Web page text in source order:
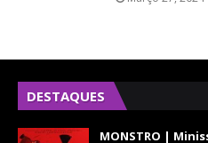
DESTAQUES
MONSTRO |